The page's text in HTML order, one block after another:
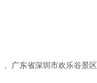
、广东省深圳市欢乐谷景区